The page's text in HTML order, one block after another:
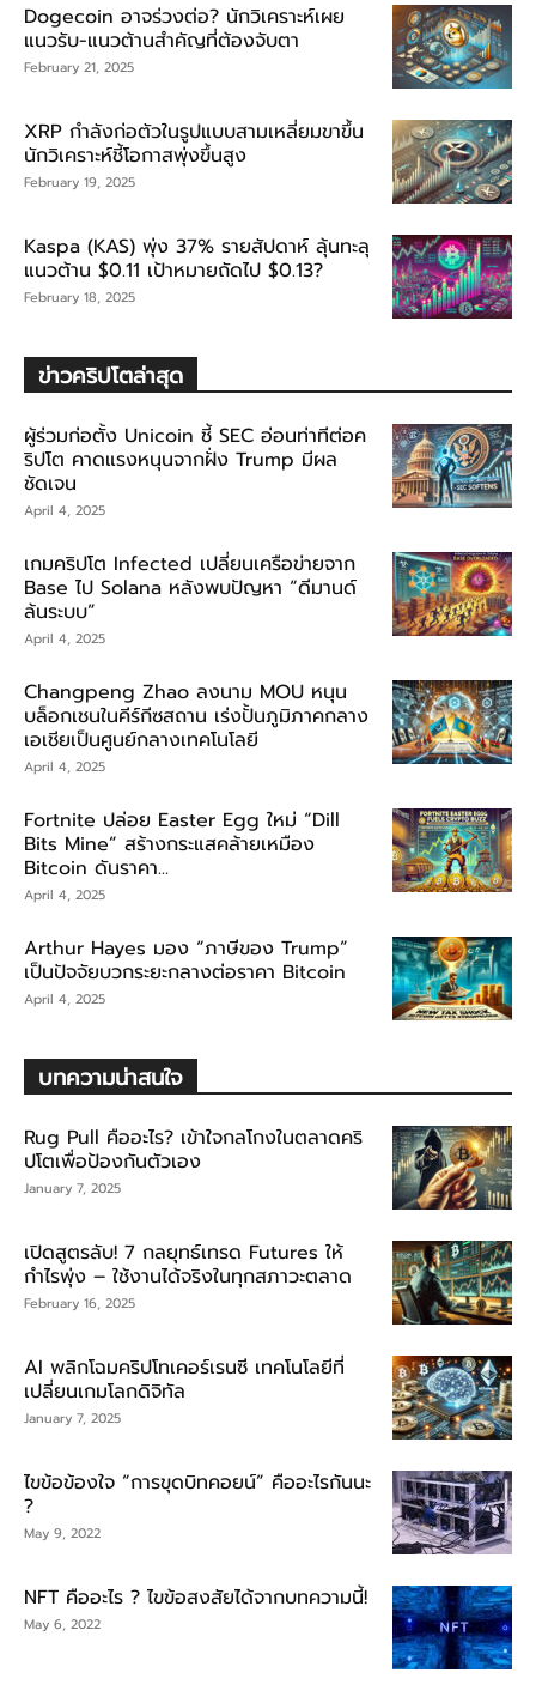
Dogecoin อาจร่วงต่อ? นักวิเคราะห์เผย
แนวรับ-แนวต้านสำคัญที่ต้องจับตา
February 21, 2025
XRP กำลังก่อตัวในรูปแบบสามเหลี่ยมขาขึ้น
นักวิเคราะห์ชี้โอกาสพุ่งขึ้นสูง
February 19, 2025
Kaspa (KAS) พุ่ง 37% รายสัปดาห์ ลุ้นทะลุ
แนวต้าน $0.11 เป้าหมายถัดไป $0.13?
February 18, 2025
ข่าวคริปโตล่าสุด
ผู้ร่วมก่อตั้ง Unicoin ชี้ SEC อ่อนท่าทีต่อค
ริปโต คาดแรงหนุนจากฝั่ง Trump มีผล
ชัดเจน
April 4, 2025
เกมคริปโต Infected เปลี่ยนเครือข่ายจาก
Base ไป Solana หลังพบปัญหา “ดีมานด์
ล้นระบบ”
April 4, 2025
Changpeng Zhao ลงนาม MOU หนุน
บล็อกเชนในคีร์กีซสถาน เร่งปั้นภูมิภาคกลาง
เอเชียเป็นศูนย์กลางเทคโนโลยี
April 4, 2025
Fortnite ปล่อย Easter Egg ใหม่ “Dill
Bits Mine” สร้างกระแสคล้ายเหมือง
Bitcoin ดันราคา...
April 4, 2025
Arthur Hayes มอง “ภาษีของ Trump”
เป็นปัจจัยบวกระยะกลางต่อราคา Bitcoin
April 4, 2025
บทความน่าสนใจ
Rug Pull คืออะไร? เข้าใจกลโกงในตลาดคริ
ปโตเพื่อป้องกันตัวเอง
January 7, 2025
เปิดสูตรลับ! 7 กลยุทธ์เทรด Futures ให้
กำไรพุ่ง – ใช้งานได้จริงในทุกสภาวะตลาด
February 16, 2025
AI พลิกโฉมคริปโทเคอร์เรนซี เทคโนโลยีที่
เปลี่ยนเกมโลกดิจิทัล
January 7, 2025
ไขข้อข้องใจ “การขุดบิทคอยน์” คืออะไรกันนะ
?
May 9, 2022
NFT คืออะไร ? ไขข้อสงสัยได้จากบทความนี้!
May 6, 2022